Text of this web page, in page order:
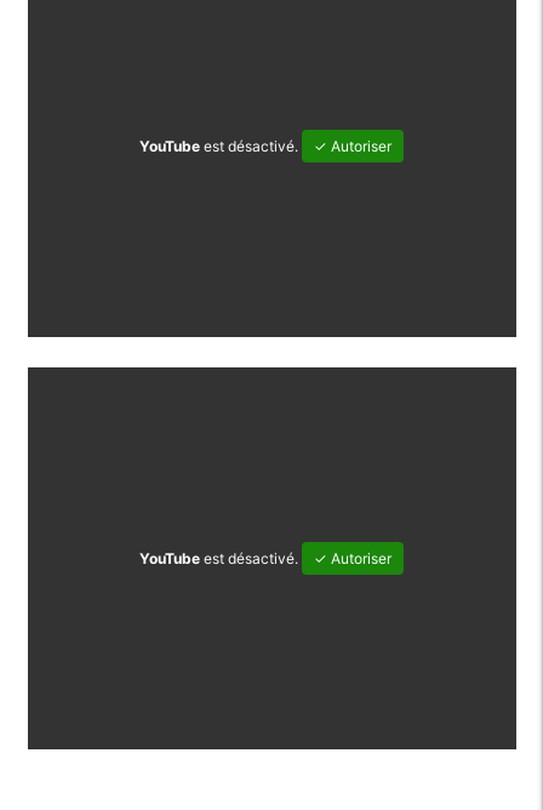
YouTube est désactivé. ✓ Autoriser
YouTube est désactivé. ✓ Autoriser